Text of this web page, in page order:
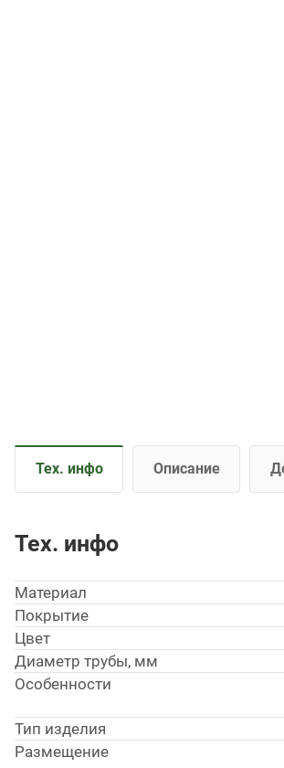
Тех. инфо Описание
Тех. инфо
Материал
Покрытие
Цвет
Диаметр трубы, мм
Особенности
Тип изделия
Размещение